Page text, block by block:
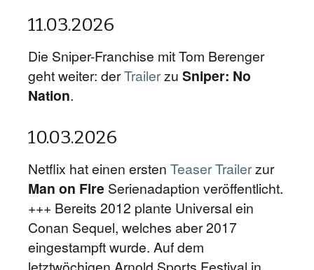
11.03.2026
Die Sniper-Franchise mit Tom Berenger
geht weiter: derTrailerzu Sniper: No
Nation.
10.03.2026
Netflix hat einen ersten Teaser Trailerzur
Man on Fire Serienadaption veröffentlicht.
+++ Bereits 2012 plante Universal ein
Conan Sequel, welches aber 2017
eingestampft wurde. Auf dem